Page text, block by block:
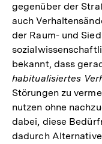
gegenüber der
auch
der Raum- und
bekannt, dass
habitualisiertes
Störungen zu
nutzen ohne
dabei, diese
dadurch